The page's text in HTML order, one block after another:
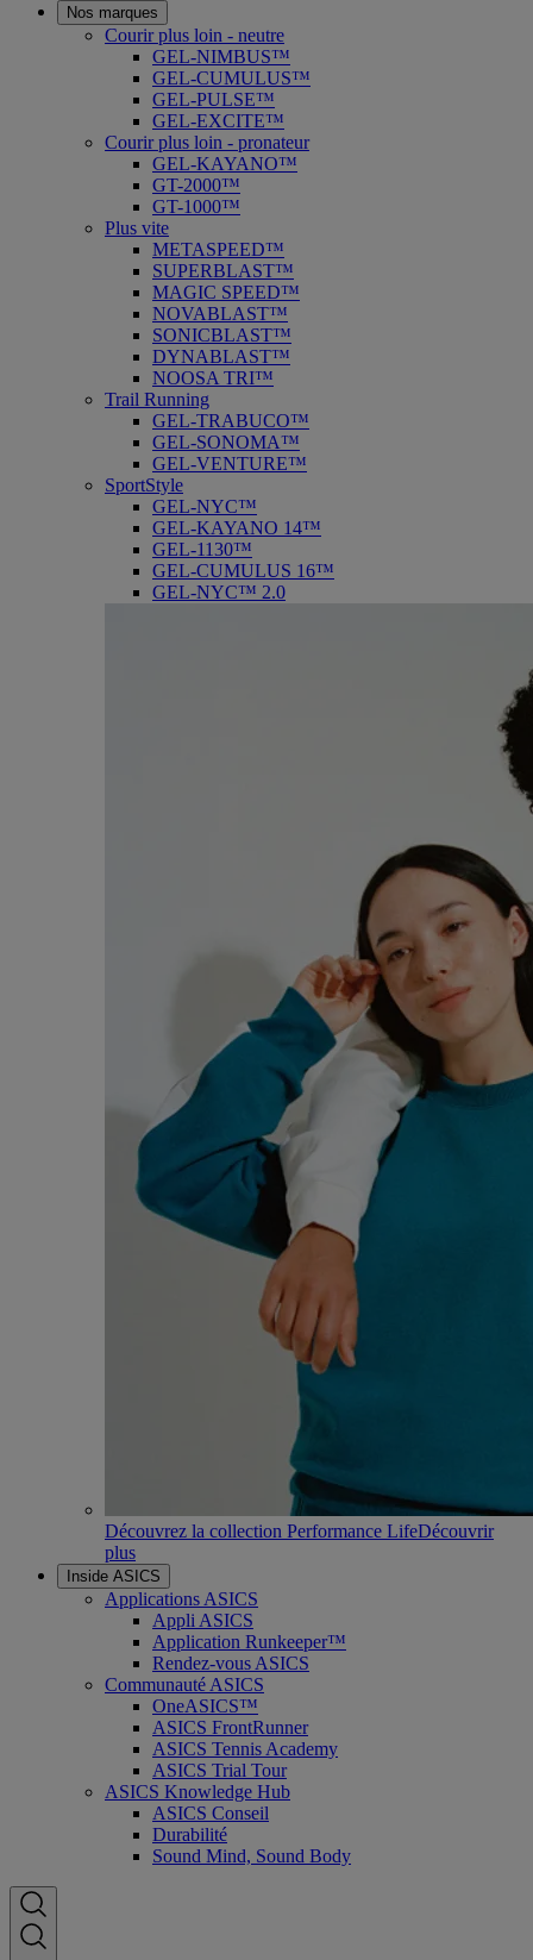
Nos marques
Courir plus loin - neutre
GEL-NIMBUS™
GEL-CUMULUS™
GEL-PULSE™
GEL-EXCITE™
Courir plus loin - pronateur
GEL-KAYANO™
GT-2000™
GT-1000™
Plus vite
METASPEED™
SUPERBLAST™
MAGIC SPEED™
NOVABLAST™
SONICBLAST™
DYNABLAST™
NOOSA TRI™
Trail Running
GEL-TRABUCO™
GEL-SONOMA™
GEL-VENTURE™
SportStyle
GEL-NYC™
GEL-KAYANO 14™
GEL-1130™
GEL-CUMULUS 16™
GEL-NYC™ 2.0
Découvrez la collection Performance LifeDécouvrir
plus
Inside ASICS
Applications ASICS
Appli ASICS
Application Runkeeper™
Rendez-vous ASICS
Communauté ASICS
OneASICS™
ASICS FrontRunner
ASICS Tennis Academy
ASICS Trial Tour
ASICS Knowledge Hub
ASICS Conseil
Durabilité
Sound Mind, Sound Body